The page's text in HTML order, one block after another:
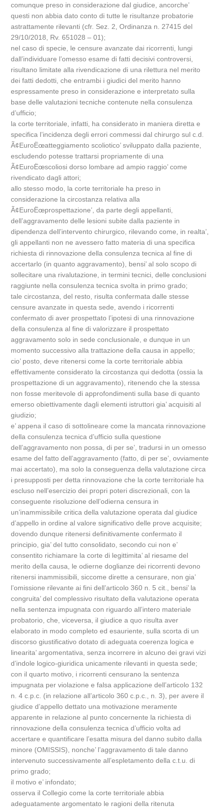
comunque preso in considerazione dal giudice, ancorche’
questi non abbia dato conto di tutte le risultanze probatorie
astrattamente rilevanti (cfr. Sez. 2, Ordinanza n. 27415 del
29/10/2018, Rv. 651028 – 01);
nel caso di specie, le censure avanzate dai ricorrenti, lungi
dall’individuare l’omesso esame di fatti decisivi controversi,
risultano limitate alla rivendicazione di una rilettura nel merito
dei fatti dedotti, che entrambi i giudici del merito hanno
espressamente preso in considerazione e interpretato sulla
base delle valutazioni tecniche contenute nella consulenza
d’ufficio;
la corte territoriale, infatti, ha considerato in maniera diretta e
specifica l’incidenza degli errori commessi dal chirurgo sul c.d.
Ã¢EuroËœatteggiamento scoliotico’ sviluppato dalla paziente,
escludendo potesse trattarsi propriamente di una
Ã¢EuroËœscoliosi dorso lombare ad ampio raggio’ come
rivendicato dagli attori;
allo stesso modo, la corte territoriale ha preso in
considerazione la circostanza relativa alla
Ã¢EuroËœprospettazione’, da parte degli appellanti,
dell’aggravamento delle lesioni subite dalla paziente in
dipendenza dell’intervento chirurgico, rilevando come, in realta’,
gli appellanti non ne avessero fatto materia di una specifica
richiesta di rinnovazione della consulenza tecnica al fine di
accertarlo (in quanto aggravamento), bensi’ al solo scopo di
sollecitare una rivalutazione, in termini tecnici, delle conclusioni
raggiunte nella consulenza tecnica svolta in primo grado;
tale circostanza, del resto, risulta confermata dalle stesse
censure avanzate in questa sede, avendo i ricorrenti
confermato di aver prospettato l’ipotesi di una rinnovazione
della consulenza al fine di valorizzare il prospettato
aggravamento solo in sede conclusionale, e dunque in un
momento successivo alla trattazione della causa in appello;
cio’ posto, deve ritenersi come la corte territoriale abbia
effettivamente considerato la circostanza qui dedotta (ossia la
prospettazione di un aggravamento), ritenendo che la stessa
non fosse meritevole di approfondimenti sulla base di quanto
emerso obiettivamente dagli elementi istruttori gia’ acquisiti al
giudizio;
e’ appena il caso di sottolineare come la mancata rinnovazione
della consulenza tecnica d’ufficio sulla questione
dell’aggravamento non possa, di per se’, tradursi in un omesso
esame del fatto dell’aggravamento (fatto, di per se’, ovviamente
mai accertato), ma solo la conseguenza della valutazione circa
i presupposti per detta rinnovazione che la corte territoriale ha
escluso nell’esercizio dei propri poteri discrezionali, con la
conseguente risoluzione dell’odierna censura in
un’inammissibile critica della valutazione operata dal giudice
d’appello in ordine al valore significativo delle prove acquisite;
dovendo dunque ritenersi definitivamente confermato il
principio, gia’ del tutto consolidato, secondo cui non e’
consentito richiamare la corte di legittimita’ al riesame del
merito della causa, le odierne doglianze dei ricorrenti devono
ritenersi inammissibili, siccome dirette a censurare, non gia’
l’omissione rilevante ai fini dell’articolo 360 n. 5 cit., bensi’ la
congruita’ del complessivo risultato della valutazione operata
nella sentenza impugnata con riguardo all’intero materiale
probatorio, che, viceversa, il giudice a quo risulta aver
elaborato in modo completo ed esauriente, sulla scorta di un
discorso giustificativo dotato di adeguata coerenza logica e
linearita’ argomentativa, senza incorrere in alcuno dei gravi vizi
d’indole logico-giuridica unicamente rilevanti in questa sede;
con il quarto motivo, i ricorrenti censurano la sentenza
impugnata per violazione e falsa applicazione dell’articolo 132
n. 4 c.p.c. (in relazione all’articolo 360 c.p.c., n. 3), per avere il
giudice d’appello dettato una motivazione meramente
apparente in relazione al punto concernente la richiesta di
rinnovazione della consulenza tecnica d’ufficio volta ad
accertare e quantificare l’esatta misura del danno subito dalla
minore (OMISSIS), nonche’ l’aggravamento di tale danno
intervenuto successivamente all’espletamento della c.t.u. di
primo grado;
il motivo e’ infondato;
osserva il Collegio come la corte territoriale abbia
adeguatamente argomentato le ragioni della ritenuta